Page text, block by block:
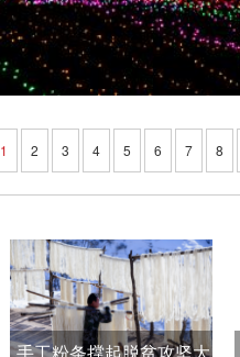
1 2 3 4 5 6 7 8